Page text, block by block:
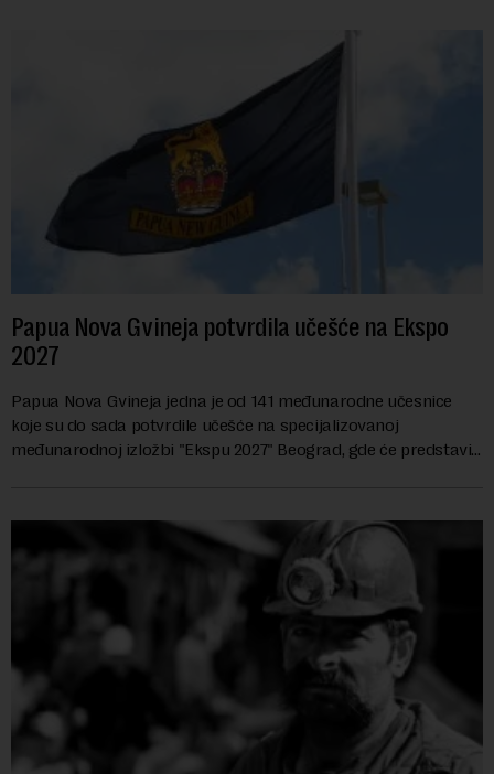
Papua Nova Gvineja potvrdila učešće na Ekspo
2027
Papua Nova Gvineja jedna je od 141 međunarodne učesnice
koje su do sada potvrdile učešće na specijalizovanoj
međunarodnoj izložbi "Ekspu 2027" Beograd, gde će predstaviti